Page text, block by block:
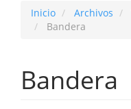
Inicio Archivos
Bandera
Bandera